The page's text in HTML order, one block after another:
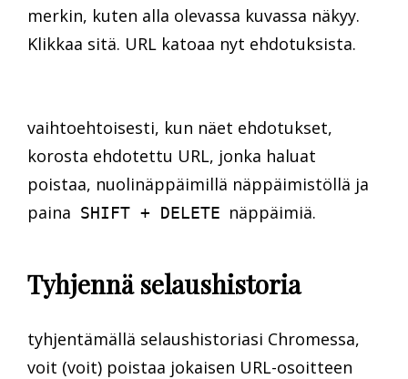
merkin, kuten alla olevassa kuvassa näkyy.
Klikkaa sitä. URL katoaa nyt ehdotuksista.
vaihtoehtoisesti, kun näet ehdotukset,
korosta ehdotettu URL, jonka haluat
poistaa, nuolinäppäimillä näppäimistöllä ja
paina SHIFT + DELETE näppäimiä.
Tyhjennä selaushistoria
tyhjentämällä selaushistoriasi Chromessa,
voit (voit) poistaa jokaisen URL-osoitteen